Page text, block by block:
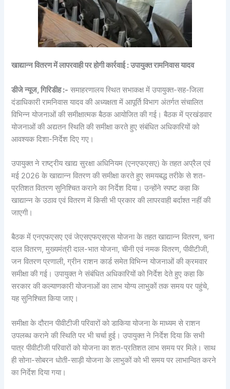
खाद्यान्न वितरण में लापरवाही पर होगी कार्रवाई : उपायुक्त रामनिवास यादव
डीजे न्यूज, गिरिडीह :- समाहरणालय स्थित सभाकक्ष में उपायुक्त-सह-जिला
दंडाधिकारी रामनिवास यादव की अध्यक्षता में आपूर्ति विभाग अंतर्गत संचालित
विभिन्न योजनाओं की समीक्षात्मक बैठक आयोजित की गई। बैठक में प्रखंडवार
योजनाओं की अद्यतन स्थिति की समीक्षा करते हुए संबंधित अधिकारियों को
आवश्यक दिशा-निर्देश दिए गए।
उपायुक्त ने राष्ट्रीय खाद्य सुरक्षा अधिनियम (एनएफएसए) के तहत अप्रैल एवं
मई 2026 के खाद्यान्न वितरण की समीक्षा करते हुए समयबद्ध तरीके से शत-
प्रतिशत वितरण सुनिश्चित कराने का निर्देश दिया। उन्होंने स्पष्ट कहा कि
खाद्यान्न के उठाव एवं वितरण में किसी भी प्रकार की लापरवाही बर्दाश्त नहीं की
जाएगी।
बैठक में एनएफएसए एवं जेएसएफएसएस योजना के तहत खाद्यान्न वितरण, चना
दाल वितरण, मुख्यमंत्री दाल-भात योजना, चीनी एवं नमक वितरण, पीवीटीजी,
जन वितरण प्रणाली, ग्रीन राशन कार्ड समेत विभिन्न योजनाओं की क्रमवार
समीक्षा की गई। उपायुक्त ने संबंधित अधिकारियों को निर्देश देते हुए कहा कि
सरकार की कल्याणकारी योजनाओं का लाभ योग्य लाभुकों तक समय पर पहुंचे,
यह सुनिश्चित किया जाए।
समीक्षा के दौरान पीवीटीजी परिवारों को डाकिया योजना के माध्यम से राशन
उपलब्ध कराने की स्थिति पर भी चर्चा हुई। उपायुक्त ने निर्देश दिया कि सभी
पात्र पीवीटीजी परिवारों को योजना का शत-प्रतिशत लाभ समय पर मिले। साथ
ही सोना-सोबरन धोती-साड़ी योजना के लाभुकों को भी समय पर लाभान्वित करने
का निर्देश दिया गया।